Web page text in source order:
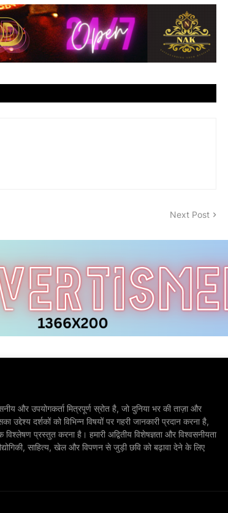
Next Post
और उपयोगकर्ता मित्रपूर्ण स्रोत है, जो दुनिया भर की ताज़ा और
दर्शकों को विभिन्न विषयों पर गहरी जानकारी प्रदान करना है,
विश्लेषण प्रस्तुत करना है। हमारी अद्वितीय विशेषज्ञता और विश्वसनीयता
साहित्य, खेल और विपणन से जुड़ी छवि को बढ़ावा देने के लिए